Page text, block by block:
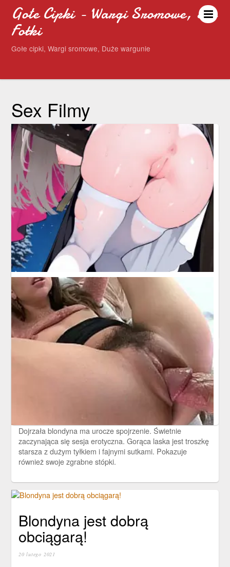
Gołe Cipki - Wargi Sromowe, Sex
Fotki
Gołe cipki, Wargi sromowe, Duże wargunie
Sex Filmy
Dupka i małe cyce
16 października 2022
Dupka i małe cyce. Nastolatka pośród natury wygina swoje
naturalne ciało. Śliczna buźka gołej nastolatki.
Cudny młody tyłeczek
16 października 2022
Ten tyłeczek tej niuni jest nieprawdopodobnie cudny.
Małolata wypina swoje słodkie dupsko i pozwala się
fotografować.
Dojrzała blondyna z dużymi
Dojrzała blondyna ma urocze spojrzenie. Świetnie
zaczynająca się sesja erotyczna. Gorąca laska jest troszkę
starsza z dużym tyłkiem i fajnymi sutkami. Pokazuje
również swoje zgrabne stópki.
Blondyna jest dobrą
obciągarą!
20 lutego 2021